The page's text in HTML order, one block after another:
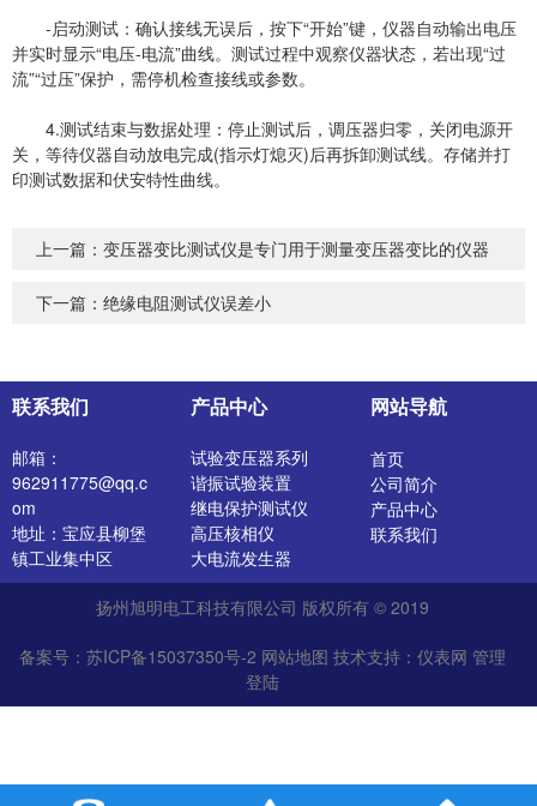
-启动测试：确认接线无误后，按下“开始”键，仪器自动输出电压
并实时显示“电压-电流”曲线。测试过程中观察仪器状态，若出现“过
流”“过压”保护，需停机检查接线或参数。
4.测试结束与数据处理：停止测试后，调压器归零，关闭电源开
关，等待仪器自动放电完成(指示灯熄灭)后再拆卸测试线。存储并打
印测试数据和伏安特性曲线。
上一篇： 变压器变比测试仪是专门用于测量变压器变比的仪器
下一篇： 绝缘电阻测试仪误差小
联系我们
邮箱：
962911775@qq.c
om
地址：宝应县柳堡
镇工业集中区
产品中心
试验变压器系列
谐振试验装置
继电保护测试仪
高压核相仪
大电流发生器
开关特性测试仪
高压发生器
介质损耗测试仪
直流电阻测试仪
绝缘油介电强度测
仪
网站导航
首页
公司简介
产品中心
联系我们
扬州旭明电工科技有限公司 版权所有 © 2019
备案号：苏ICP备15037350号-2 网站地图 技术支持： 仪表网 管理
登陆
苏公网安备 32102302010527